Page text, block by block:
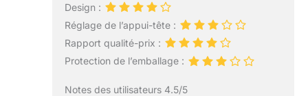
Design :
Réglage de l’appui-tête :
Rapport qualité-prix :
Protection de l’emballage :
Notes des utilisateurs 4.5/5